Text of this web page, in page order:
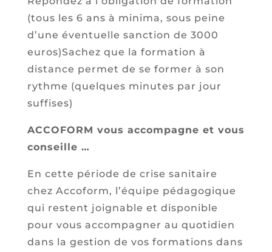
(tous les 6 ans à minima, sous peine
d’une éventuelle sanction de 3000
euros)Sachez que la formation à
distance permet de se former à son
rythme (quelques minutes par jour
suffises)
ACCOFORM vous accompagne et vous
conseille …
En cette période de crise sanitaire
chez Accoform, l’équipe pédagogique
qui restent joignable et disponible
pour vous accompagner au quotidien
dans la gestion de vos formations dans